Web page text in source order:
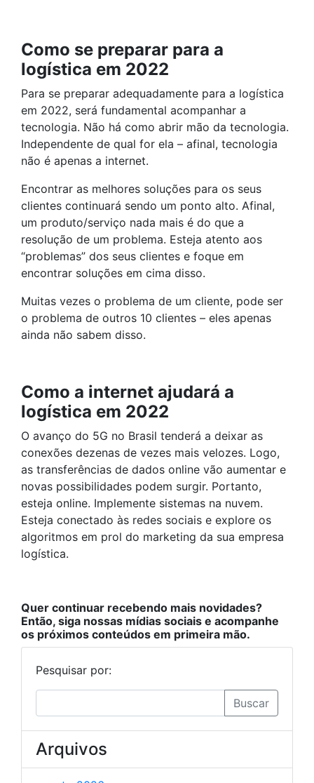
Como se preparar para a
logística em 2022
Para se preparar adequadamente para a logística
em 2022, será fundamental acompanhar a
tecnologia. Não há como abrir mão da tecnologia.
Independente de qual for ela – afinal, tecnologia
não é apenas a internet.
Encontrar as melhores soluções para os seus
clientes continuará sendo um ponto alto. Afinal,
um produto/serviço nada mais é do que a
resolução de um problema. Esteja atento aos
“problemas” dos seus clientes e foque em
encontrar soluções em cima disso.
Muitas vezes o problema de um cliente, pode ser
o problema de outros 10 clientes – eles apenas
ainda não sabem disso.
Como a internet ajudará a
logística em 2022
O avanço do 5G no Brasil tenderá a deixar as
conexões dezenas de vezes mais velozes. Logo,
as transferências de dados online vão aumentar e
novas possibilidades podem surgir. Portanto,
esteja online. Implemente sistemas na nuvem.
Esteja conectado às redes sociais e explore os
algoritmos em prol do marketing da sua empresa
logística.
Quer continuar recebendo mais novidades?
Então, siga nossas mídias sociais e acompanhe
os próximos conteúdos em primeira mão.
Pesquisar por:
Buscar
Arquivos